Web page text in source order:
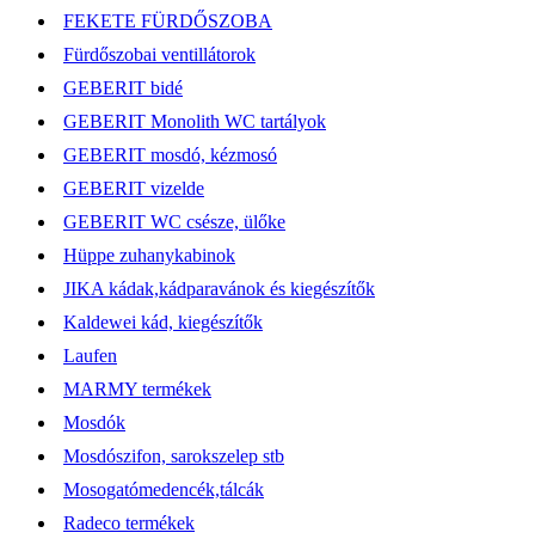
FEKETE FÜRDŐSZOBA
Fürdőszobai ventillátorok
GEBERIT bidé
GEBERIT Monolith WC tartályok
GEBERIT mosdó, kézmosó
GEBERIT vizelde
GEBERIT WC csésze, ülőke
Hüppe zuhanykabinok
JIKA kádak,kádparavánok és kiegészítők
Kaldewei kád, kiegészítők
Laufen
MARMY termékek
Mosdók
Mosdószifon, sarokszelep stb
Mosogatómedencék,tálcák
Radeco termékek